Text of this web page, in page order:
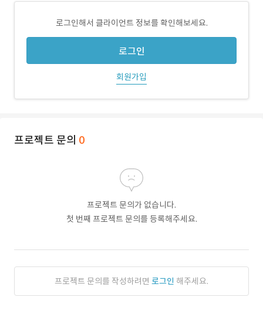
로그인해서 클라이언트 정보를 확인해보세요.
로그인
회원가입
프로젝트 문의 0
프로젝트 문의가 없습니다.
첫 번째 프로젝트 문의를 등록해주세요.
프로젝트 문의를 작성하려면 로그인 해주세요.